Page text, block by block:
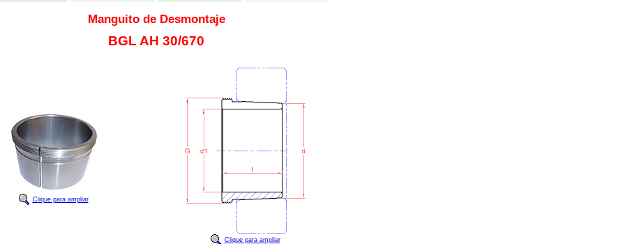
Manguito de Desmontaje
BGL AH 30/670
Clique para ampliar
Clique para ampliar